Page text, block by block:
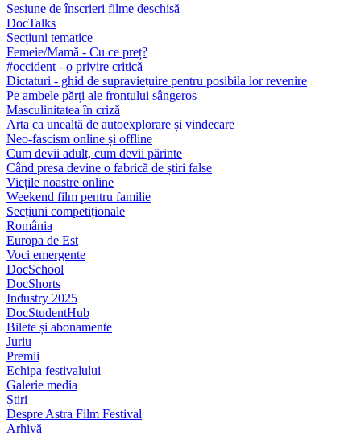
Sesiune de înscrieri filme deschisă
DocTalks
Secțiuni tematice
Femeie/Mamă - Cu ce preț?
#occident - o privire critică
Dictaturi - ghid de supraviețuire pentru posibila lor revenire
Pe ambele părți ale frontului sângeros
Masculinitatea în criză
Arta ca unealtă de autoexplorare și vindecare
Neo-fascism online și offline
Cum devii adult, cum devii părinte
Când presa devine o fabrică de știri false
Viețile noastre online
Weekend film pentru familie
Secțiuni competiționale
România
Europa de Est
Voci emergente
DocSchool
DocShorts
Industry 2025
DocStudentHub
Bilete și abonamente
Juriu
Premii
Echipa festivalului
Galerie media
Știri
Despre Astra Film Festival
Arhivă